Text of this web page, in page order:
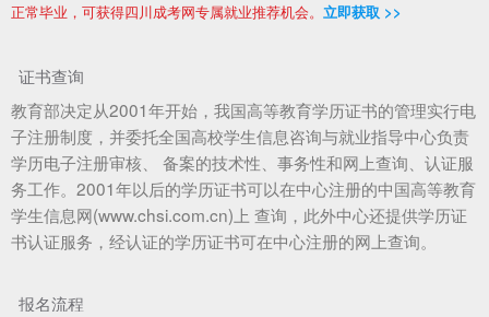
正常毕业，可获得四川成考网专属就业推荐机会。 立即获取 >>
证书查询
教育部决定从2001年开始，我国高等教育学历证书的管理实行电
子注册制度，并委托全国高校学生信息咨询与就业指导中心负责
学历电子注册审核、 备案的技术性、事务性和网上查询、认证服
务工作。2001年以后的学历证书可以在中心注册的中国高等教育
学生信息网(www.chsi.com.cn)上 查询，此外中心还提供学历证
书认证服务，经认证的学历证书可在中心注册的网上查询。
报名流程